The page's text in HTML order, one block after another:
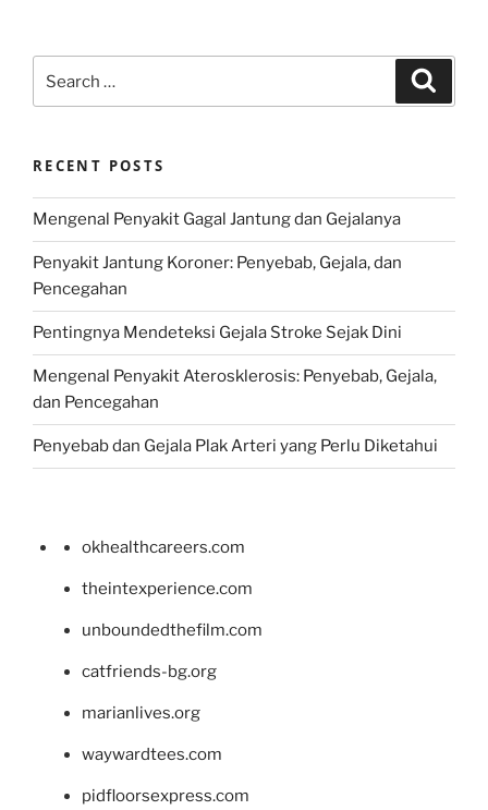
for:
RECENT POSTS
Mengenal Penyakit Gagal Jantung dan Gejalanya
Penyakit Jantung Koroner: Penyebab, Gejala, dan
Pencegahan
Pentingnya Mendeteksi Gejala Stroke Sejak Dini
Mengenal Penyakit Aterosklerosis: Penyebab, Gejala,
dan Pencegahan
Penyebab dan Gejala Plak Arteri yang Perlu Diketahui
okhealthcareers.com
theintexperience.com
unboundedthefilm.com
catfriends-bg.org
marianlives.org
waywardtees.com
pidfloorsexpress.com